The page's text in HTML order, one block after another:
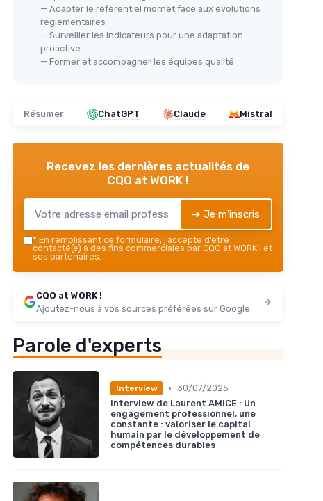
— Adapter le référentiel mornet face aux évolutions
réglementaires
— Surveiller les indicateurs pour une adaptation
proactive
— Former et accompagner les équipes qualité
Résumer ChatGPT Claude Mistral
Recevez les dernières actualités de
CQO at WORK !
➔ Je m'inscris
* En remplissant ce formulaire, j’accepte d’être
contacté(e) à des fins commerciales par CQO at WORK ! et
ses partenaires.
CQO at WORK !
Ajoutez-nous à vos sources préférées sur Google
Parole d'experts
Interview • 30/07/2025
Interview de Laurent AMICE : Un
engagement professionnel, une
constante : valoriser le capital
humain par le développement de
compétences durables